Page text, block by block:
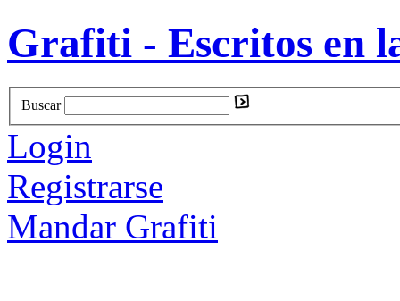
Grafiti - Escritos en
Buscar
Login
Registrarse
Mandar Grafiti